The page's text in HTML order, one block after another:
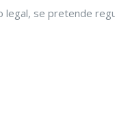
legal, se pretende